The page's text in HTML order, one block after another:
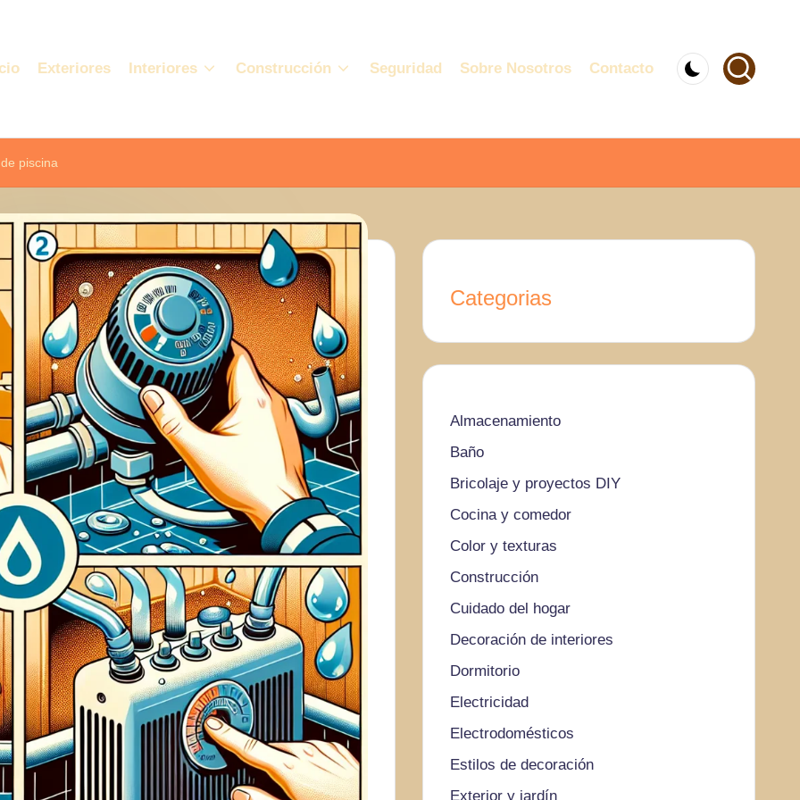
Exteriores Interiores Construcción Seguridad Sobre Nosotros Contacto
piscina
Categorias
Almacenamiento
Baño
Bricolaje y proyectos DIY
Cocina y comedor
Color y texturas
Construcción
Cuidado del hogar
Decoración de interiores
Dormitorio
Electricidad
Electrodomésticos
Estilos de decoración
Exterior y jardín